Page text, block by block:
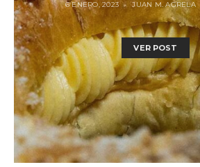
6 ENERO, 2023 JUAN M. AGRELA
VER POST